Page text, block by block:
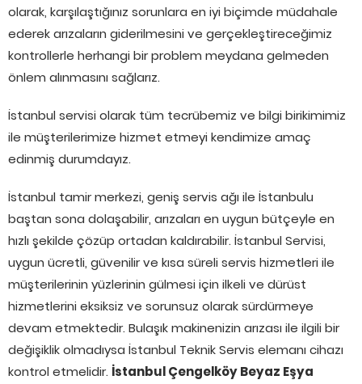
olarak, karşılaştığınız sorunlara en iyi biçimde müdahale
ederek arızaların giderilmesini ve gerçekleştireceğimiz
kontrollerle herhangi bir problem meydana gelmeden
önlem alınmasını sağlarız.
İstanbul servisi olarak tüm tecrübemiz ve bilgi birikimimiz
ile müşterilerimize hizmet etmeyi kendimize amaç
edinmiş durumdayız.
İstanbul tamir merkezi, geniş servis ağı ile İstanbulu
baştan sona dolaşabilir, arızaları en uygun bütçeyle en
hızlı şekilde çözüp ortadan kaldırabilir. İstanbul Servisi,
uygun ücretli, güvenilir ve kısa süreli servis hizmetleri ile
müşterilerinin yüzlerinin gülmesi için ilkeli ve dürüst
hizmetlerini eksiksiz ve sorunsuz olarak sürdürmeye
devam etmektedir. Bulaşık makinenizin arızası ile ilgili bir
değişiklik olmadıysa İstanbul Teknik Servis elemanı cihazı
kontrol etmelidir. İstanbul Çengelköy Beyaz Eşya